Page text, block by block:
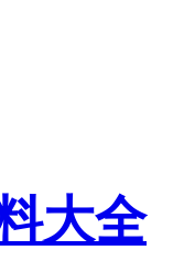
大全